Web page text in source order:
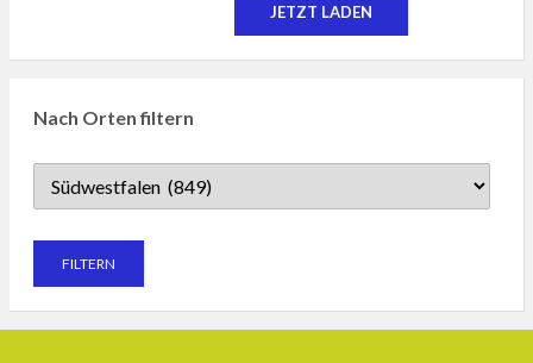
JETZT LADEN
Nach Orten filtern